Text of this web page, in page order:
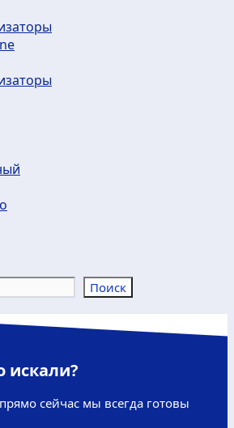
Поиск
искали?
сейчас мы всегда готовы